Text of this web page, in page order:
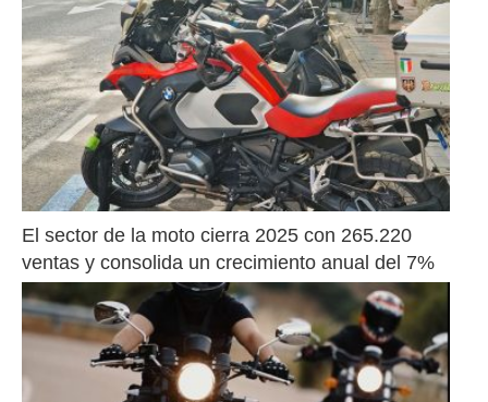
El sector de la moto cierra 2025 con 265.220
ventas y consolida un crecimiento anual del 7%